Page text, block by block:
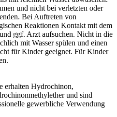
und nicht bei verletzten oder
Bei Auftreten von
Reaktionen Kontakt mit dem
ggf. Arzt aufsuchen. Nicht in die
mit Wasser spülen und einen
für Kinder geeignet. Für Kinder
erhalten Hydrochinon,
und sind
gewerbliche Verwendung